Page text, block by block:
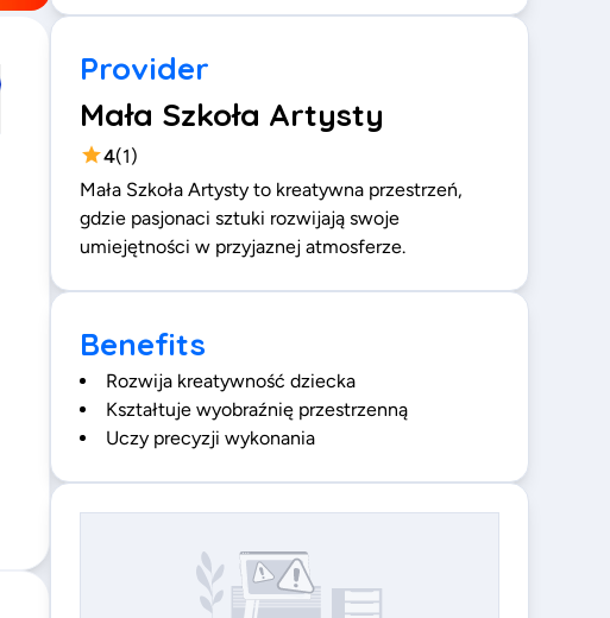
Provider
Mała Szkoła Artysty
4(1)
Mała Szkoła Artysty to kreatywna przestrzeń,
gdzie pasjonaci sztuki rozwijają swoje
umiejętności w przyjaznej atmosferze.
Benefits
Rozwija kreatywność dziecka
Kształtuje wyobraźnię przestrzenną
Uczy precyzji wykonania